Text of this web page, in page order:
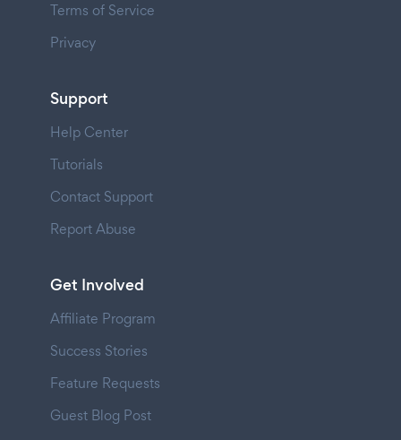
Terms of Service
Privacy
Support
Help Center
Tutorials
Contact Support
Report Abuse
Get Involved
Affiliate Program
Success Stories
Feature Requests
Guest Blog Post